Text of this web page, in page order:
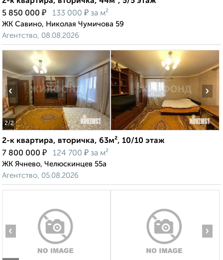
5 850 000 ₽ 133 000 ₽ за м²
ЖК Савино, Николая Чумичова 59
Агентство, 08.08.2026
2/2
‹ ›
2-к квартира, вторичка, 63м², 10/10 этаж
7 800 000 ₽ 124 700 ₽ за м²
ЖК Ячнево, Челюскинцев 55а
Агентство, 05.08.2026
‹ ›